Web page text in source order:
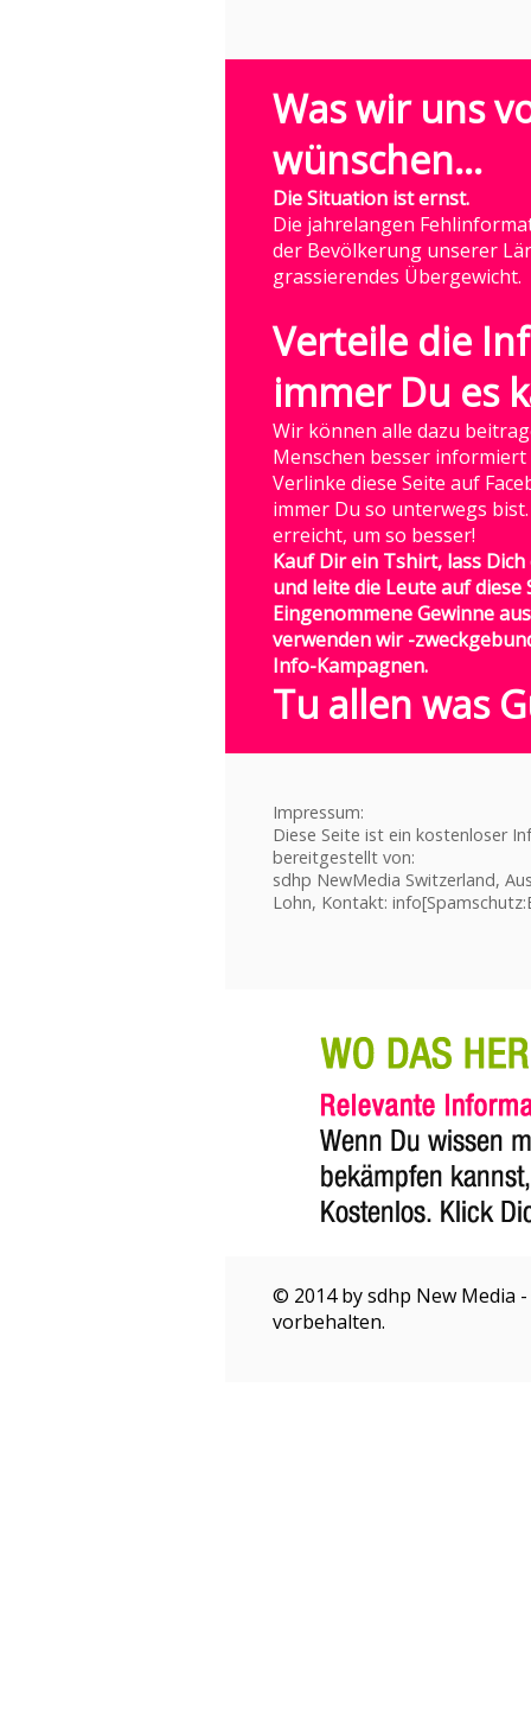
Was wir uns
wünschen...
Die Situation ist ernst.
Die jahrelangen
der Bevölkerung unserer
grassierendes Übergewicht.
Verteile die
immer Du es
Wir können alle dazu
Menschen besser informiert
Verlinke diese Seite auf
immer Du so unterwegs
erreicht, um so besser!
Kauf Dir ein Tshirt, lass
und leite die Leute auf diese
Eingenommene Gewinne
verwenden wir -
Info-Kampagnen.
Tu allen was
Impressum:
Diese Seite ist ein kostenloser
bereitgestellt von:
sdhp NewMedia Switzerland,
Lohn, Kontakt:
© 2014 by sdhp New Media -
vorbehalten.